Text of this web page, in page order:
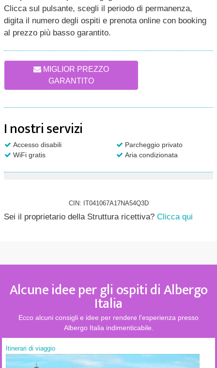
Clicca sul pulsante, scegli il periodo di permanenza,
digita il numero degli ospiti e prenota online con booking
al prezzo più basso garantito.
MIGLIOR PREZZO
GARANTITO
I nostri servizi
Accesso disabili
Parcheggio privato
WiFi gratis
Aria condizionata
CIN: IT041067A17NA54Q3D
Sei il proprietario della Struttura ricettiva? Clicca qui
Alcune idee per gli ospiti di Albergo
Italia
Ecco alcuni consigli e idee per rendere l'esperienza presso
Albergo Italia indimenticabile.
Itinerari di viaggio